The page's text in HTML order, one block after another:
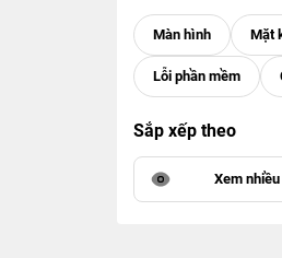
Sắp xếp theo
Xem nhiều